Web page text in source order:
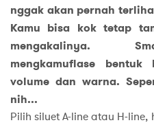
nggak akan pernah
Kamu bisa kok tetap
mengakalinya.
mengkamuflase
volume dan warna.
nih...
Pilih siluet A-line atau H-